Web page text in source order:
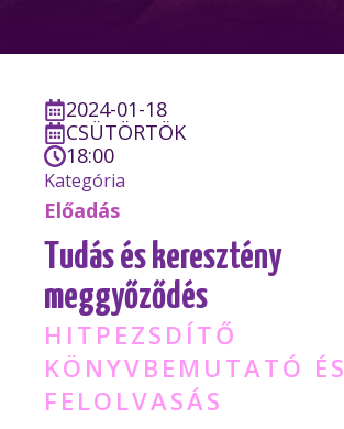
2024-01-18
CSÜTÖRTÖK
18:00
Kategória
Előadás
Tudás és keresztény
meggyőződés
HITPEZSDÍTŐ
KÖNYVBEMUTATÓ ÉS
FELOLVASÁS